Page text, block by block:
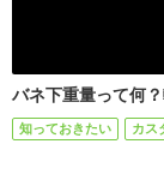
バネ下重量って何
知っておきたい カス